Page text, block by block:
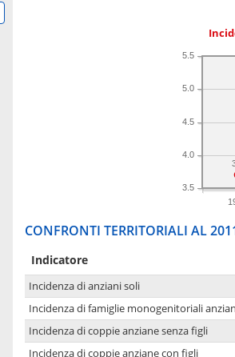
3.5
4.0
4.5
5.0
5.5
CONFRONTI TERRITORIALI AL
Indicatore
Incidenza di anziani soli
Incidenza di famiglie monogenitoriali
Incidenza di coppie anziane senza figli
Incidenza di coppie anziane con figli